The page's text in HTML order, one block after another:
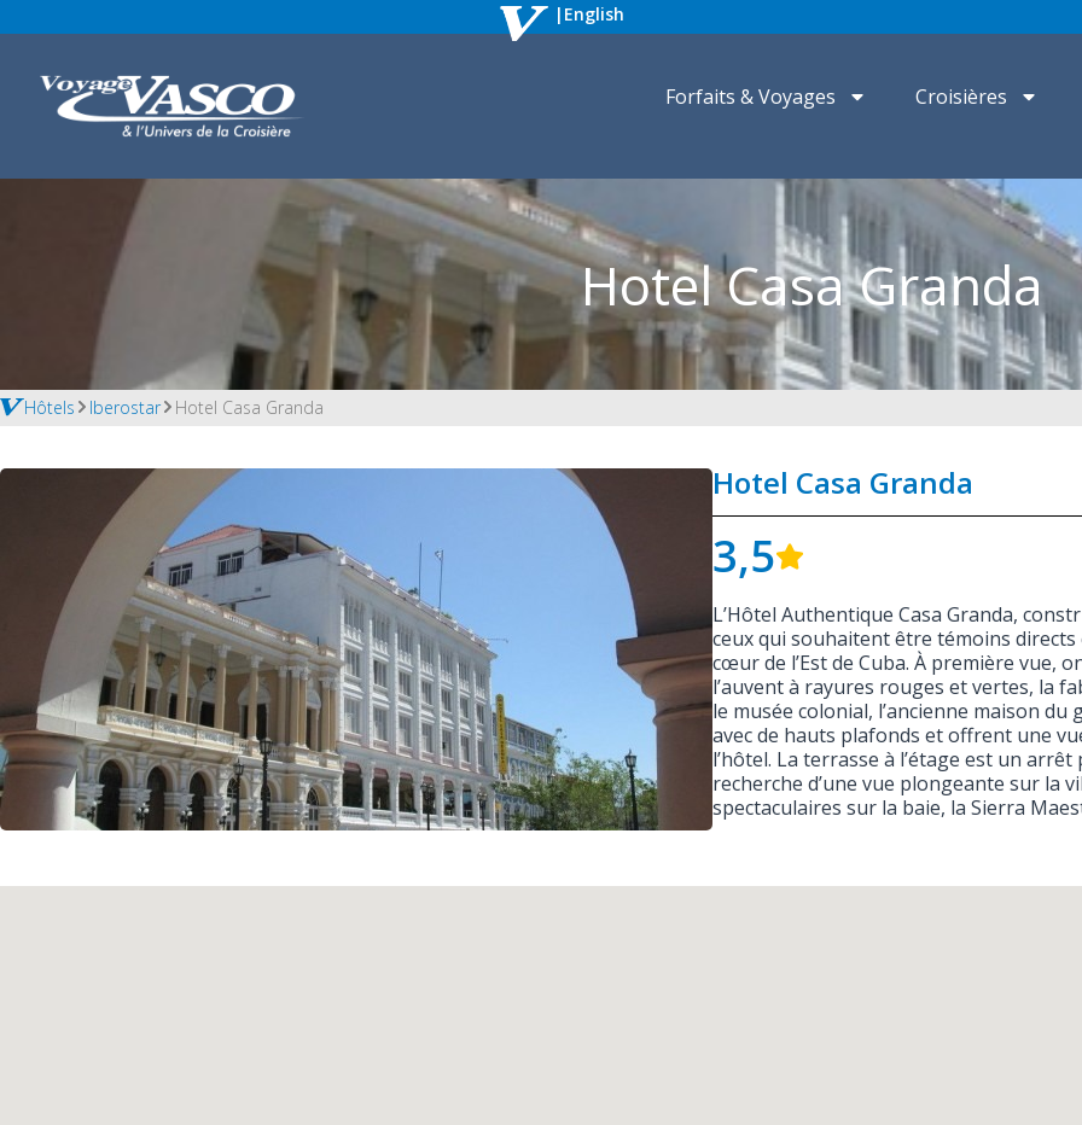
| English
Forfaits & Voyages Croisières
Hotel Casa Granda
Hôtels Iberostar Hotel Casa Granda
Hotel Casa Granda
3,5
L’Hôtel Authentique Casa Granda,
ceux qui souhaitent être témoins
cœur de l’Est de Cuba. À première vue,
l’auvent à rayures rouges et vertes, la
le musée colonial, l’ancienne maison
avec de hauts plafonds et offrent une
l’hôtel. La terrasse à l’étage est un
recherche d’une vue plongeante sur la
spectaculaires sur la baie, la Sierra